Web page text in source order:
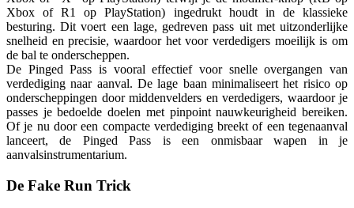
Xbox of R1 op PlayStation) ingedrukt houdt in de klassieke
besturing. Dit voert een lage, gedreven pass uit met uitzonderlijke
snelheid en precisie, waardoor het voor verdedigers moeilijk is om
de bal te onderscheppen.
De Pinged Pass is vooral effectief voor snelle overgangen van
verdediging naar aanval. De lage baan minimaliseert het risico op
onderscheppingen door middenvelders en verdedigers, waardoor je
passes je bedoelde doelen met pinpoint nauwkeurigheid bereiken.
Of je nu door een compacte verdediging breekt of een tegenaanval
lanceert, de Pinged Pass is een onmisbaar wapen in je
aanvalsinstrumentarium.
De Fake Run Trick